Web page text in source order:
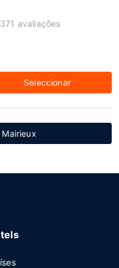
371 avaliações
Seleccionar